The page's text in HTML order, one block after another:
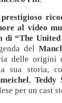
al video
di “The
del
delle origini
sua storia,
,Teddy
per un cast